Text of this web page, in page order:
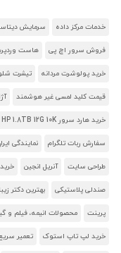
خدمات مرکز داده سرمایش
فروش سرور اچ پی هاست
خرید پولوشرت مردانه تیشرت
قیمت کلید لمسی غیر هوشمند
خرید هارد سرور HP 1.8TB 12G 10K
سفارش ربات تلگرام نمایندگی
طراحی سایت آنریل انجین
صندلی پلاستیکی بهترین دکتر
پرینت محصولات انیمه، فیلم و
خرید لپ تاپ استوک تعمیر